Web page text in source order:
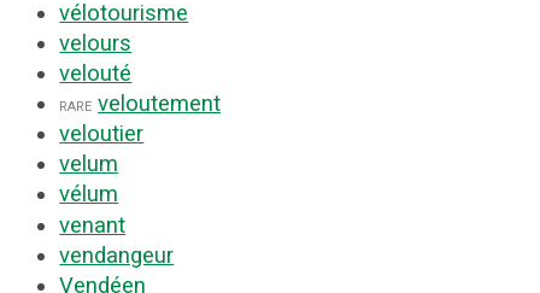
vélotourisme
velours
velouté
rare veloutement
veloutier
velum
vélum
venant
vendangeur
Vendéen